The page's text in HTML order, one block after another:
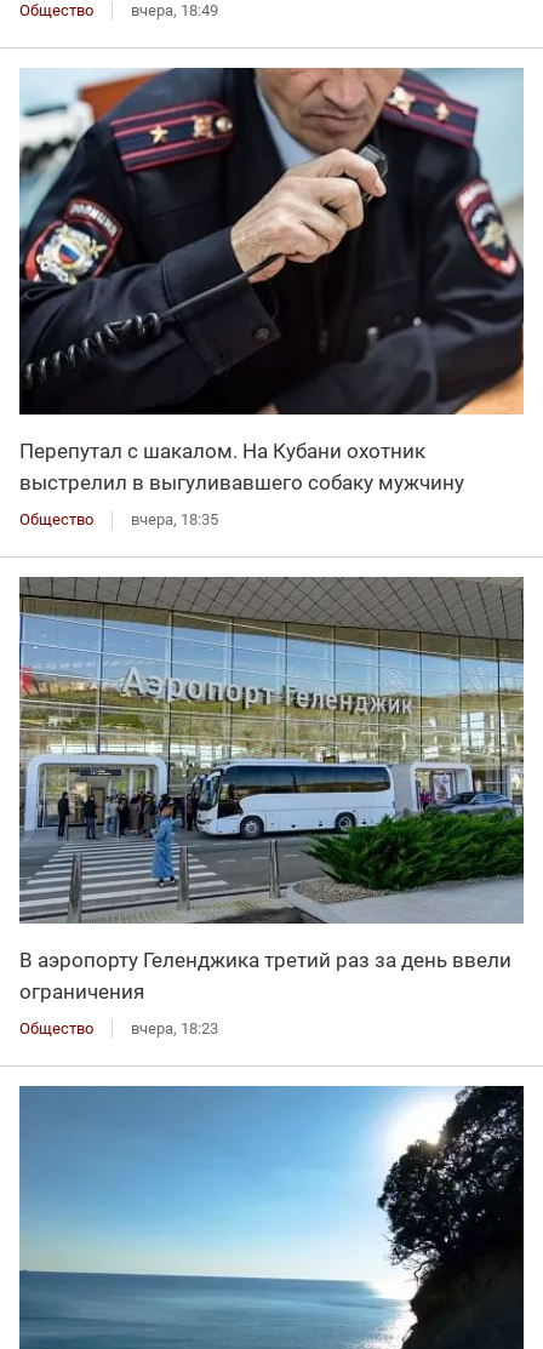
Общество вчера, 18:49
Перепутал с шакалом. На Кубани охотник
выстрелил в выгуливавшего собаку мужчину
Общество вчера, 18:35
В аэропорту Геленджика третий раз за день ввели
ограничения
Общество вчера, 18:23